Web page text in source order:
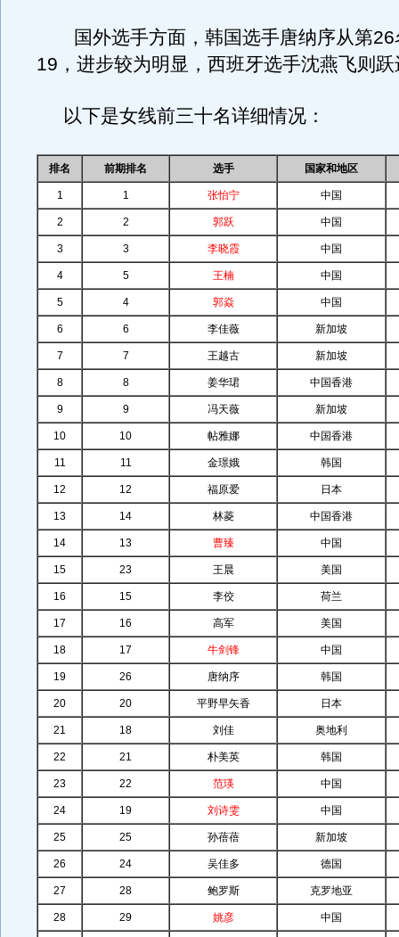
国外选手方面，韩国选手唐纳序从第26
19，进步较为明显，西班牙选手沈燕飞则
以下是女线前三十名详细情况：
排名 前期排名 选手 国家和地区
1 1 张怡宁 中国
2 2 郭跃 中国
3 3 李晓霞 中国
4 5 王楠 中国
5 4 郭焱 中国
6 6 李佳薇 新加坡
7 7 王越古 新加坡
8 8 姜华珺 中国香港
9 9 冯天薇 新加坡
10 10 帖雅娜 中国香港
11 11 金璟娥 韩国
12 12 福原爱 日本
13 14 林菱 中国香港
14 13 曹臻 中国
15 23 王晨 美国
16 15 李佼 荷兰
17 16 高军 美国
18 17 牛剑锋 中国
19 26 唐纳序 韩国
20 20 平野早矢香 日本
21 18 刘佳 奥地利
22 21 朴美英 韩国
23 22 范瑛 中国
24 19 刘诗雯 中国
25 25 孙蓓蓓 新加坡
26 24 吴佳多 德国
27 28 鲍罗斯 克罗地亚
28 29 姚彦 中国